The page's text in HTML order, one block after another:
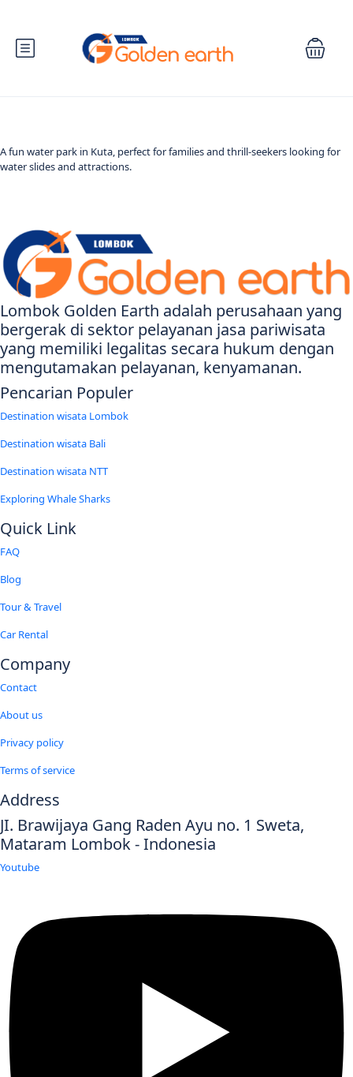
A fun water park in Kuta, perfect for families and thrill-seekers looking for
water slides and attractions.
Lombok Golden Earth adalah perusahaan yang
bergerak di sektor pelayanan jasa pariwisata
yang memiliki legalitas secara hukum dengan
mengutamakan pelayanan, kenyamanan.
Pencarian Populer
Destination wisata Lombok
Destination wisata Bali
Destination wisata NTT
Exploring Whale Sharks
Quick Link
FAQ
Blog
Tour & Travel
Car Rental
Company
Contact
About us
Privacy policy
Terms of service
Address
JI. Brawijaya Gang Raden Ayu no. 1 Sweta,
Mataram Lombok - Indonesia
Youtube